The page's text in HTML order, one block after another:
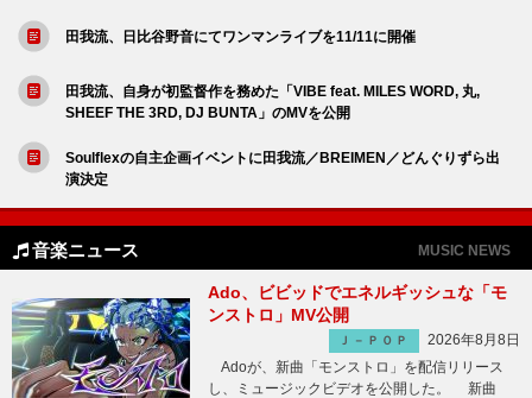
田我流、日比谷野音にてワンマンライブを11/11に開催
田我流、自身が初監督作を務めた「VIBE feat. MILES WORD, 丸,
SHEEF THE 3RD, DJ BUNTA」のMVを公開
Soulflexの自主企画イベントに田我流／BREIMEN／どんぐりずら出
演決定
音楽ニュース MUSIC NEWS
Ado、ビビッドでエネルギッシュな「モ
ンストロ」MV公開
Ｊ－ＰＯＰ
2026年8月8日
Adoが、新曲「モンストロ」を配信リリース
し、ミュージックビデオを公開した。 新曲